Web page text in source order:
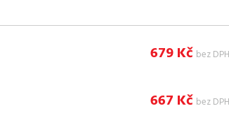
679Kč bez DPH
667 Kč bez DPH